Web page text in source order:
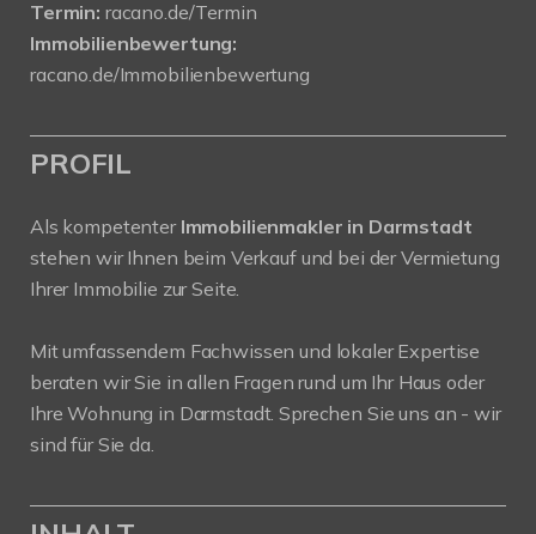
Termin: racano.de/Termin
Immobilienbewertung:
racano.de/Immobilienbewertung
PROFIL
Als kompetenter Immobilienmakler in Darmstadt
stehen wir Ihnen beim Verkauf und bei der Vermietung
Ihrer Immobilie zur Seite.
Mit umfassendem Fachwissen und lokaler Expertise
beraten wir Sie in allen Fragen rund um Ihr Haus oder
Ihre Wohnung in Darmstadt. Sprechen Sie uns an - wir
sind für Sie da.